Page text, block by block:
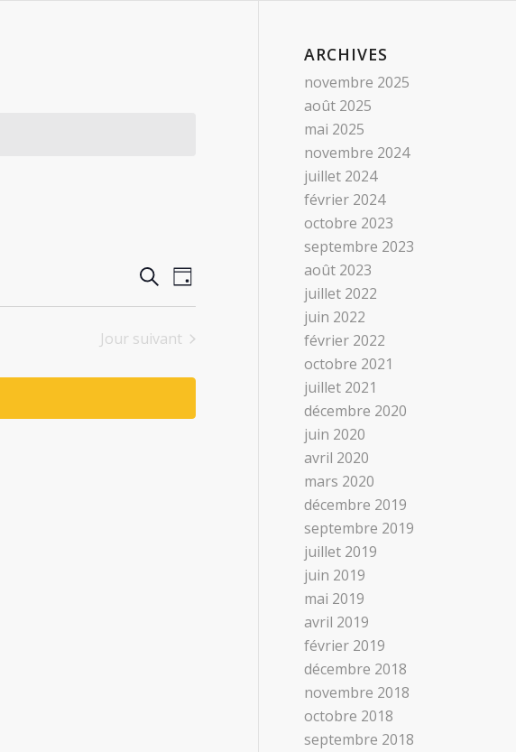
RECHERCHE
ET
DE
VUES
RechercheNavigation
de
vues
Évènement
Jour
Jour suivant
ARCHIVES
novembre 2025
août 2025
mai 2025
novembre 2024
juillet 2024
février 2024
octobre 2023
septembre 2023
août 2023
juillet 2022
juin 2022
février 2022
octobre 2021
juillet 2021
décembre 2020
juin 2020
avril 2020
mars 2020
décembre 2019
septembre 2019
juillet 2019
juin 2019
mai 2019
avril 2019
février 2019
décembre 2018
novembre 2018
octobre 2018
septembre 2018